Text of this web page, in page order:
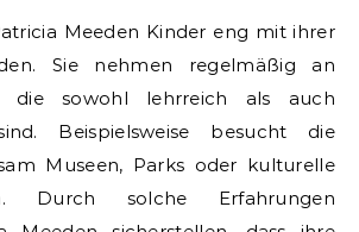
Meeden Kinder eng mit ihrer
Sie nehmen regelmäßig an
die sowohl lehrreich als auch
Beispielsweise besucht die
Museen, Parks oder kulturelle
Durch solche Erfahrungen